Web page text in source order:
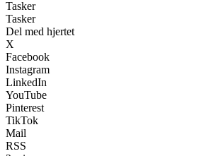
Tasker
Tasker
Del med hjertet
X
Facebook
Instagram
LinkedIn
YouTube
Pinterest
TikTok
Mail
RSS